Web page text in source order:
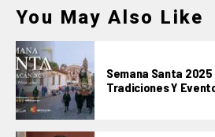
You May Also Like
Semana Santa
Tradiciones Y